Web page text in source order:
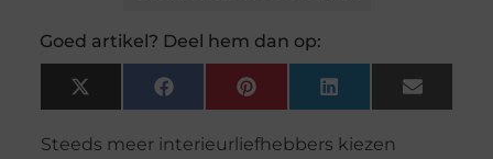
Goed artikel? Deel hem dan op:
X
(Twitter)
FacebookPinterest LinkedIn Email
Steeds meer interieurliefhebbers kiezen